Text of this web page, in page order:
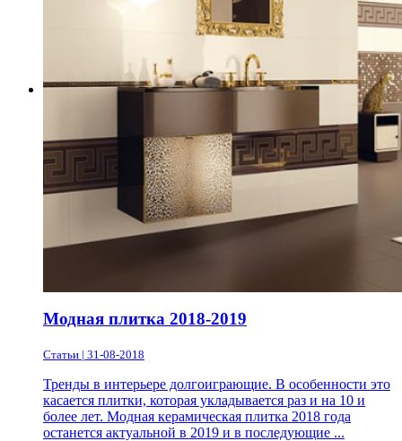
Модная плитка 2018-2019
Статьи | 31-08-2018
Тренды в интерьере долгоиграющие. В особенности это
касается плитки, которая укладывается раз и на 10 и
более лет. Модная керамическая плитка 2018 года
останется актуальной в 2019 и в последующие ...